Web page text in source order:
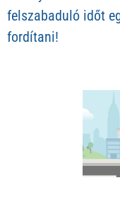
felszabaduló időt
fordítani!